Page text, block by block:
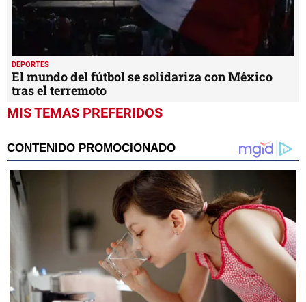
DEPORTES
El mundo del fútbol se solidariza con México
tras el terremoto
MIS TEMAS PREFERIDOS